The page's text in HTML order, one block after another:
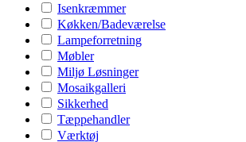
Isenkræmmer
Køkken/Badeværelse
Lampeforretning
Møbler
Miljø Løsninger
Mosaikgalleri
Sikkerhed
Tæppehandler
Værktøj